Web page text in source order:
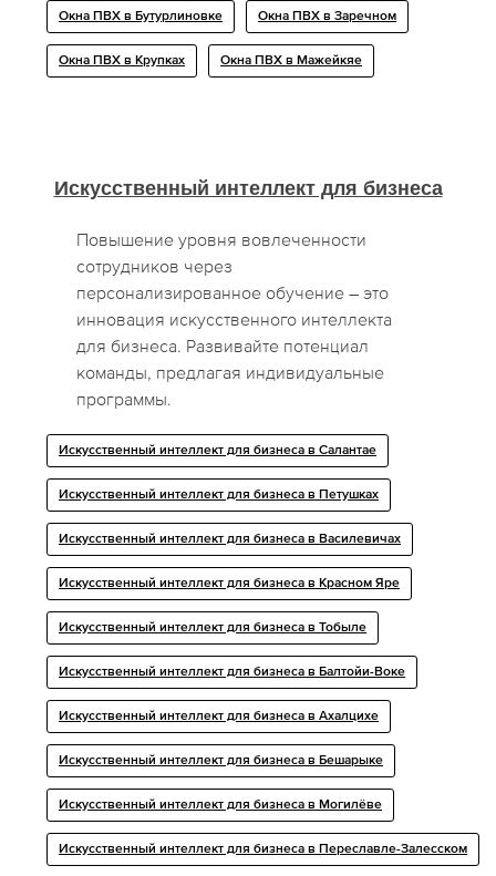
Окна ПВХ в Бутурлиновке Окна ПВХ в Заречном
Окна ПВХ в Крупках Окна ПВХ в Мажейкяе
Искусственный интеллект для бизнеса
Повышение уровня вовлеченности
сотрудников через
персонализированное обучение – это
инновация искусственного интеллекта
для бизнеса. Развивайте потенциал
команды, предлагая индивидуальные
программы.
Искусственный интеллект для бизнеса в Салантае
Искусственный интеллект для бизнеса в Петушках
Искусственный интеллект для бизнеса в Василевичах
Искусственный интеллект для бизнеса в Красном Яре
Искусственный интеллект для бизнеса в Тобыле
Искусственный интеллект для бизнеса в Балтойи-Воке
Искусственный интеллект для бизнеса в Ахалцихе
Искусственный интеллект для бизнеса в Бешарыке
Искусственный интеллект для бизнеса в Могилёве
Искусственный интеллект для бизнеса в Переславле-Залесском